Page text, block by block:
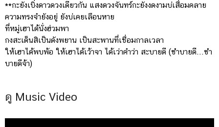
**กะยังเบิ่งดาวดวงเดียวกัน แสงดวงจันทร์กะยังงดงามบ่เสื่อมคลาย
ความทรงจำยังอยู่ ยังบ่เคยเลือนหาย
ที่หมู่เฮาได้นั่งฮ่วมพา
กงสะเด็นสิเป็นดังพยาน เป็นสะพานที่เชื่อมกาลเวลา
ให้เฮาได้พบพ้อ ให้เฮาได้เว้าจา ได้เว่าคำว่า สะบายดี (ซำบายดี...ซำ
บายดีจ้า)
ดู Music Video